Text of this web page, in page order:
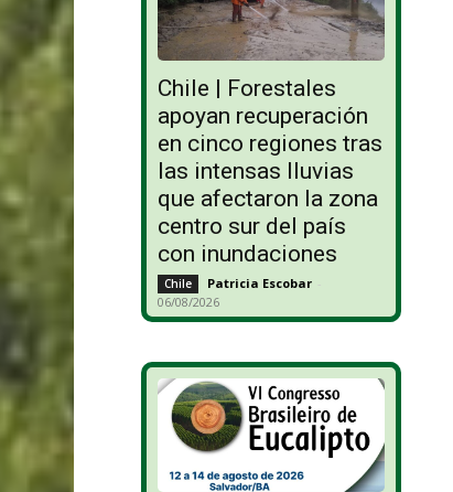
Chile | Forestales
apoyan recuperación
en cinco regiones tras
las intensas lluvias
que afectaron la zona
centro sur del país
con inundaciones
Chile Patricia Escobar -
06/08/2026